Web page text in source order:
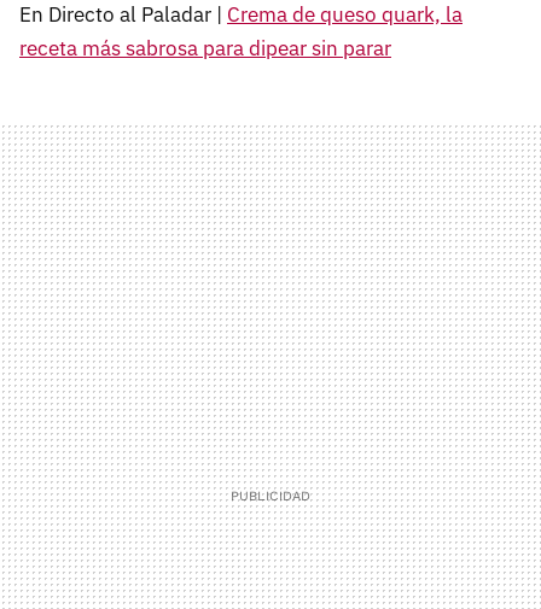
En Directo al Paladar | Crema de queso quark, la
receta más sabrosa para dipear sin parar